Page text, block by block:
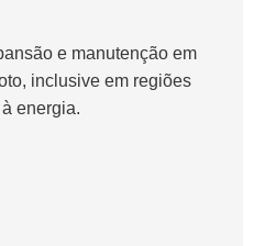
e manutenção em
inclusive em regiões
energia.